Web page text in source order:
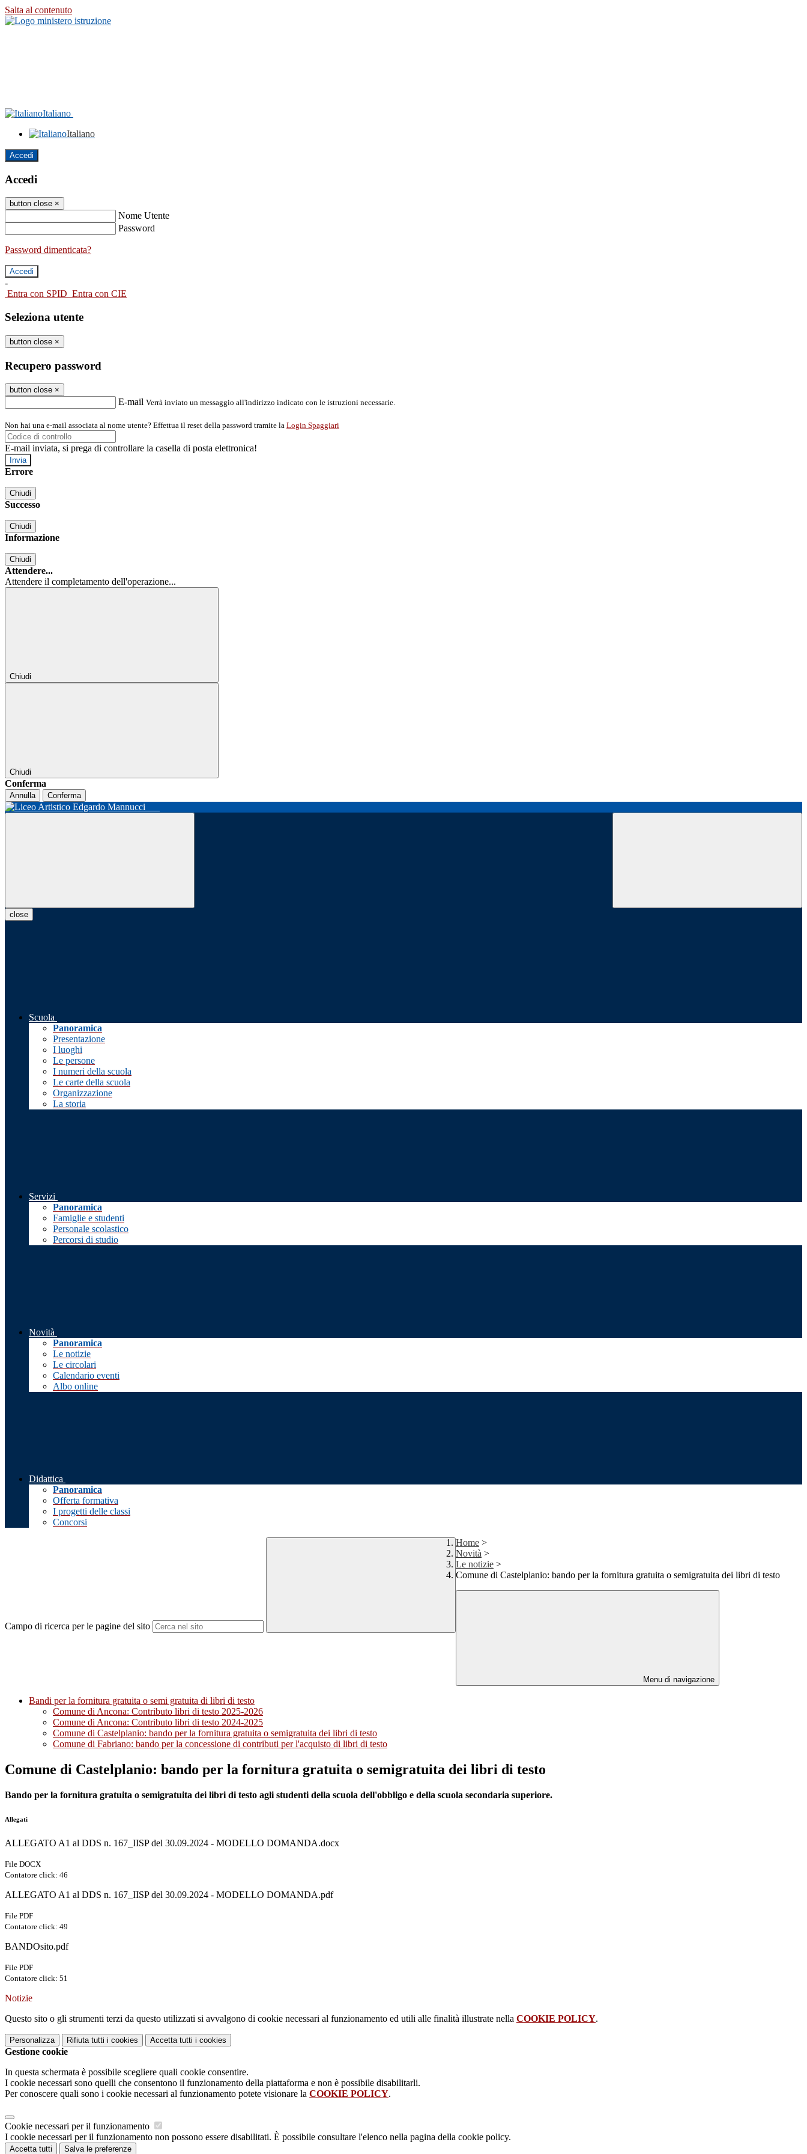
Salta al contenuto
Italiano
Italiano
Accedi
Accedi
button close ×
Nome Utente
Password
Password dimenticata?
-
Entra con SPID Entra con CIE
Seleziona utente
button close ×
Recupero password
button close ×
E-mail Verrà inviato un messaggio all'indirizzo indicato con le istruzioni necessarie.
Non hai una e-mail associata al nome utente? Effettua il reset della password tramite la Login Spaggiari
E-mail inviata, si prega di controllare la casella di posta elettronica!
Errore
Chiudi
Successo
Chiudi
Informazione
Chiudi
Attendere...
Attendere il completamento dell'operazione...
Chiudi
Chiudi
Conferma
Annulla Conferma
close
Scuola
Panoramica
Presentazione
I luoghi
Le persone
I numeri della scuola
Le carte della scuola
Organizzazione
La storia
Servizi
Panoramica
Famiglie e studenti
Personale scolastico
Percorsi di studio
Novità
Panoramica
Le notizie
Le circolari
Calendario eventi
Albo online
Didattica
Panoramica
Offerta formativa
I progetti delle classi
Concorsi
Campo di ricerca per le pagine del sito
Home >
Novità >
Le notizie >
Comune di Castelplanio: bando per la fornitura gratuita o semigratuita dei libri di testo
Menu di navigazione
Bandi per la fornitura gratuita o semi gratuita di libri di testo
Comune di Ancona: Contributo libri di testo 2025-2026
Comune di Ancona: Contributo libri di testo 2024-2025
Comune di Castelplanio: bando per la fornitura gratuita o semigratuita dei libri di testo
Comune di Fabriano: bando per la concessione di contributi per l'acquisto di libri di testo
Comune di Castelplanio: bando per la fornitura gratuita o semigratuita dei libri di testo
Bando per la fornitura gratuita o semigratuita dei libri di testo agli studenti della scuola dell'obbligo e della scuola secondaria superiore.
Allegati
ALLEGATO A1 al DDS n. 167_IISP del 30.09.2024 - MODELLO DOMANDA.docx
File DOCX
Contatore click: 46
ALLEGATO A1 al DDS n. 167_IISP del 30.09.2024 - MODELLO DOMANDA.pdf
File PDF
Contatore click: 49
BANDOsito.pdf
File PDF
Contatore click: 51
Notizie
Questo sito o gli strumenti terzi da questo utilizzati si avvalgono di cookie necessari al funzionamento ed utili alle finalità illustrate nella COOKIE POLICY.
Personalizza Rifiuta tutti i cookies Accetta tutti i cookies
Gestione cookie
In questa schermata è possibile scegliere quali cookie consentire.
I cookie necessari sono quelli che consentono il funzionamento della piattaforma e non è possibile disabilitarli.
Per conoscere quali sono i cookie necessari al funzionamento potete visionare la COOKIE POLICY.
Cookie necessari per il funzionamento
I cookie necessari per il funzionamento non possono essere disabilitati. È possibile consultare l'elenco nella pagina della cookie policy.
Accetta tutti Salva le preferenze